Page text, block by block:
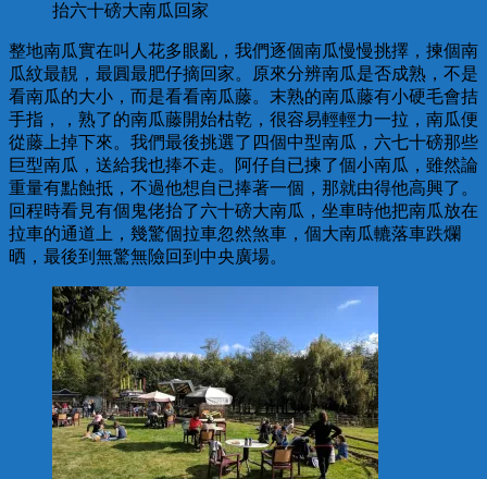
抬六十磅大南瓜回家
整地南瓜實在叫人花多眼亂，我們逐個南瓜慢慢挑擇，揀個南
瓜紋最靚，最圓最肥仔摘回家。原來分辨南瓜是否成熟，不是
看南瓜的大小，而是看看南瓜藤。末熟的南瓜藤有小硬毛會拮
手指，，熟了的南瓜藤開始枯乾，很容易輕輕力一拉，南瓜便
從藤上掉下來。我們最後挑選了四個中型南瓜，六七十磅那些
巨型南瓜，送給我也捧不走。阿仔自已揀了個小南瓜，雖然論
重量有點蝕抵，不過他想自已捧著一個，那就由得他高興了。
回程時看見有個鬼佬抬了六十磅大南瓜，坐車時他把南瓜放在
拉車的通道上，幾驚個拉車忽然煞車，個大南瓜轆落車跌爛
晒，最後到無驚無險回到中央廣場。